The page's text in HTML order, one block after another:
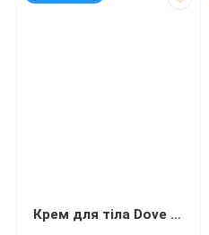
Крем для тіла Dove з кокосовым маслом и мигдальным молочком ...